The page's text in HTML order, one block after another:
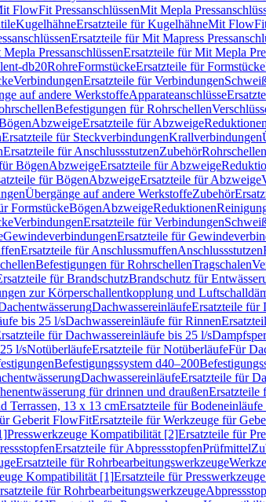
FlowFit PressanschlüssenMit Mepla
KugelhähneErsatzteile für KugelhähneMit FlowFit
Ersatzteile für Mit Mapress
PressanschlüssenErsatzteile für Mit Mepla
db20RohreFormstückeErsatzteile für Formstücke
VerbindungenErsatzteile für Verbindungen
auf andere WerkstoffeApparateanschlüsse
Befestigungen für Rohrschellen
AbzweigeErsatzteile für AbzweigeReduktionen
Ersatzteile für SteckverbindungenKrallverbindungen
Ersatzteile für AnschlussstutzenZubehörRohrschellen
BögenAbzweigeErsatzteile für Abzweige
für BögenAbzweigeErsatzteile für Abzweige
Übergänge auf andere WerkstoffeZubehör
FormstückeBögenAbzweigeReduktionen
VerbindungenErsatzteile für Verbindungen
GewindeverbindungenErsatzteile für
Ersatzteile für AnschlussmuffenAnschlussstutzen
Befestigungen für RohrschellenTragschalen
für BrandschutzBrandschutz für
zur Körperschallentkopplung und
DachwassereinläufeErsatzteile für
bis 25 l/sDachwassereinläufe für Rinnen
für Dachwassereinläufe bis 25 l/s
l/sNotüberläufeErsatzteile für NotüberläufeFür
Befestigungssystem d40–200
DachwassereinläufeErsatzteile für
für drinnen und draußenErsatzteile
Terrassen, 13 x 13 cmErsatzteile für
Geberit FlowFitErsatzteile für Werkzeuge für
Presswerkzeuge Kompatibilität [2]Ersatzteile für
Ersatzteile für AbpressstopfenPrüfmittel
Ersatzteile für Rohrbearbeitungswerkzeuge
Kompatibilität [1]Ersatzteile für
für Rohrbearbeitungswerkzeuge